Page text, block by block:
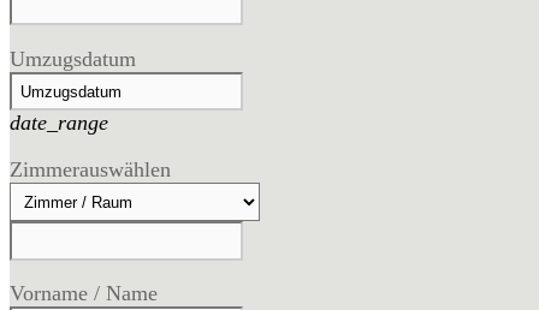
Umzugsdatum
date_range
Zimmerauswählen
Vorname / Name